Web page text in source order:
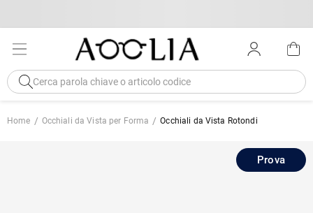
Home Occhiali da Vista per Forma Occhiali da Vista Rotondi
Prova